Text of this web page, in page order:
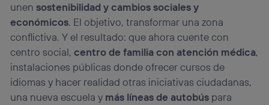
unensostenibilidad y cambios sociales y
económicos. El objetivo, transformar una zona
conflictiva. Y el resultado: que ahora cuente con
centro social,centro de familia con atención médica,
instalaciones públicas donde ofrecer cursos de
idiomas y hacer realidad otras iniciativas ciudadanas,
una nueva escuela y más líneas de autobús para